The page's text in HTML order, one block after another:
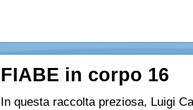
FIABE in corpo 16
In questa raccolta preziosa, Luigi